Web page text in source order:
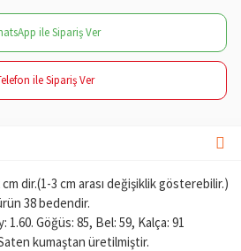
ile Sipariş Ver
ile Sipariş Ver
dir.(1-3 cm arası değişiklik gösterebilir.)
38 bedendir.
Göğüs: 85, Bel: 59, Kalça: 91
kumaştan üretilmiştir.